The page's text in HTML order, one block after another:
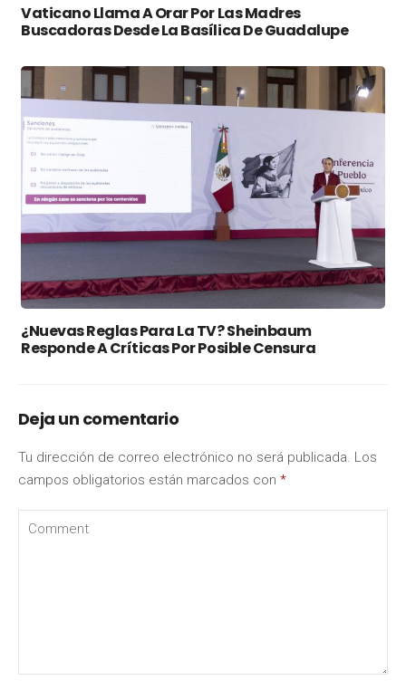
Vaticano Llama A Orar Por Las Madres
Buscadoras Desde La Basílica De Guadalupe
¿Nuevas Reglas Para La TV? Sheinbaum
Responde A Críticas Por Posible Censura
Deja un comentario
Tu dirección de correo electrónico no será publicada. Los
campos obligatorios están marcados con *